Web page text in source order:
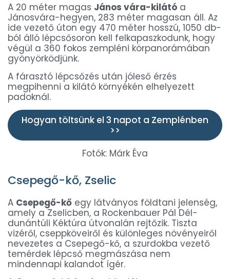
A 20 méter magas János vára-kilátó a
Jánosvára-hegyen, 283 méter magasan áll. Az
ide vezető úton egy 470 méter hosszú, 1050 db-
ból álló lépcsősoron kell felkapaszkodunk, hogy
végül a 360 fokos zempléni körpanorámában
gyönyörködjünk.
A fárasztó lépcsőzés után jóleső érzés
megpihenni a kilátó környékén elhelyezett
padoknál.
Hogyan töltsünk el 3 napot a Zemplénben
>>
Fotók: Márk Éva
Csepegő-kő, Zselic
A Csepegő-kő egy látványos földtani jelenség,
amely a Zselicben, a Rockenbauer Pál Dél-
dunántúli Kéktúra útvonalán rejtőzik. Tiszta
vizéről, cseppköveiről és különleges növényeiről
nevezetes a Csepegő-kő, a szurdokba vezető
temérdek lépcső megmászása nem
mindennapi kalandot ígér.